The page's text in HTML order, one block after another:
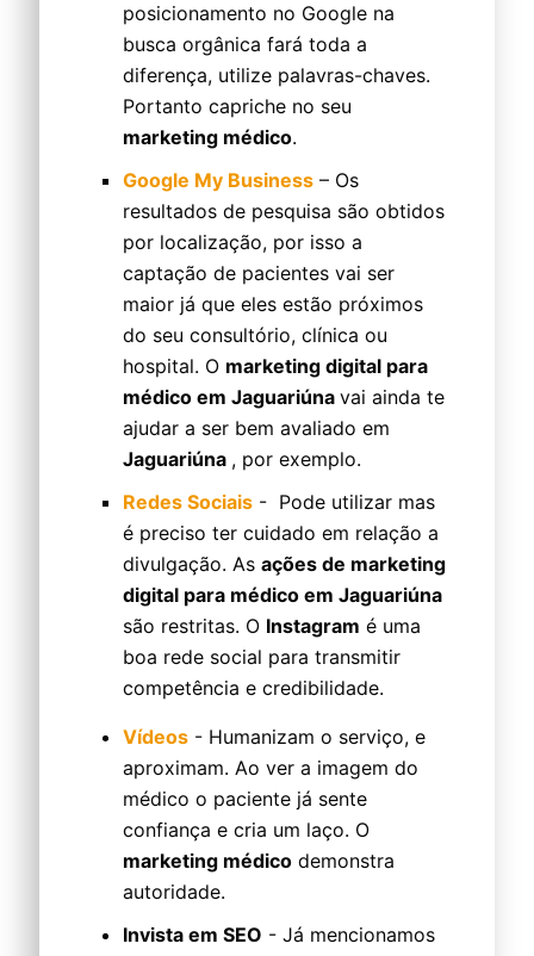
posicionamento no Google na
busca orgânica fará toda a
diferença, utilize palavras-chaves.
Portanto capriche no seu
marketing médico.
Google My Business – Os
resultados de pesquisa são obtidos
por localização, por isso a
captação de pacientes vai ser
maior já que eles estão próximos
do seu consultório, clínica ou
hospital. O marketing digital para
médico em Jaguariúna vai ainda te
ajudar a ser bem avaliado em
Jaguariúna , por exemplo.
Redes Sociais - Pode utilizar mas
é preciso ter cuidado em relação a
divulgação. As ações de marketing
digital para médico em Jaguariúna
são restritas. O Instagram é uma
boa rede social para transmitir
competência e credibilidade.
Vídeos - Humanizam o serviço, e
aproximam. Ao ver a imagem do
médico o paciente já sente
confiança e cria um laço. O
marketing médico demonstra
autoridade.
Invista em SEO - Já mencionamos